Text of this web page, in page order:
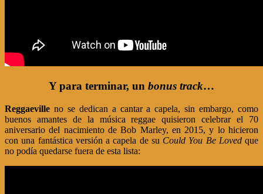
Y para terminar, un bonus track…
Reggaeville no se dedican a cantar a capela, sin embargo, como
buenos amantes de la música reggae quisieron celebrar el 70
aniversario del nacimiento de Bob Marley, en 2015, y lo hicieron
con una fantástica versión a capela de su Could You Be Lovedque
no podía quedarse fuera de esta lista: